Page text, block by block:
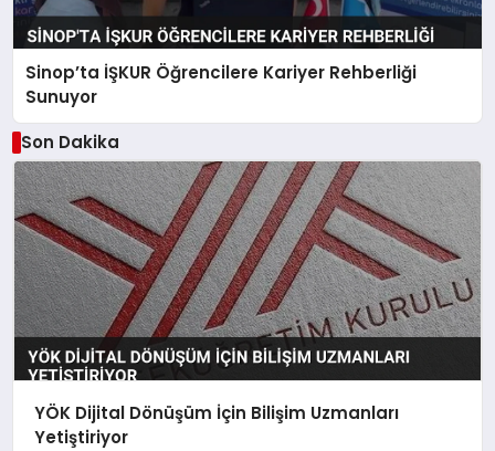
Sinop’ta İŞKUR Öğrencilere Kariyer Rehberliği
Sunuyor
Son Dakika
YÖK Dijital Dönüşüm İçin Bilişim Uzmanları
Yetiştiriyor